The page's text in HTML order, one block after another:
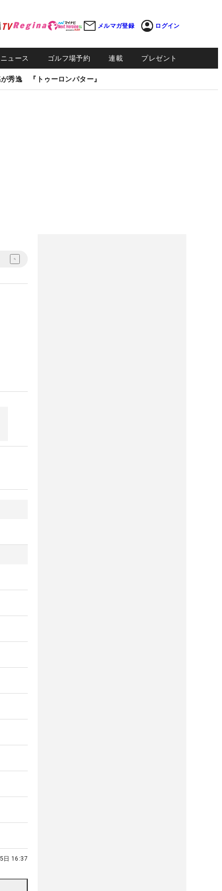
メルマガ登録 ログイン
ュース ゴルフ場予約 連載 プレゼント
秀逸 『トゥーロンパター』
日 16:37